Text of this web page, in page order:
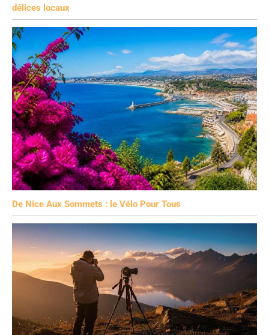
délices locaux
De Nice Aux Sommets : le Vélo Pour Tous